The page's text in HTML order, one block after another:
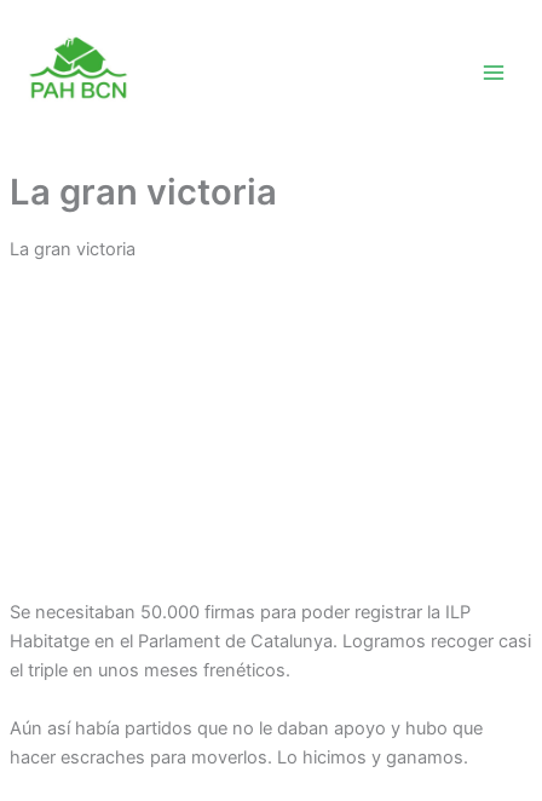
contingut
La gran victoria
La gran victoria
Se necesitaban 50.000 firmas para poder registrar la ILP
Habitatge en el Parlament de Catalunya. Logramos recoger casi
el triple en unos meses frenéticos.
Aún así había partidos que no le daban apoyo y hubo que
hacer escraches para moverlos. Lo hicimos y ganamos.